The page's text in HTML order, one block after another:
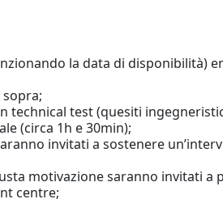
la data di disponibilità)
test (quesiti
(circa 1h e 30min);
invitati a sostenere
motivazione saranno invitati a
centre;